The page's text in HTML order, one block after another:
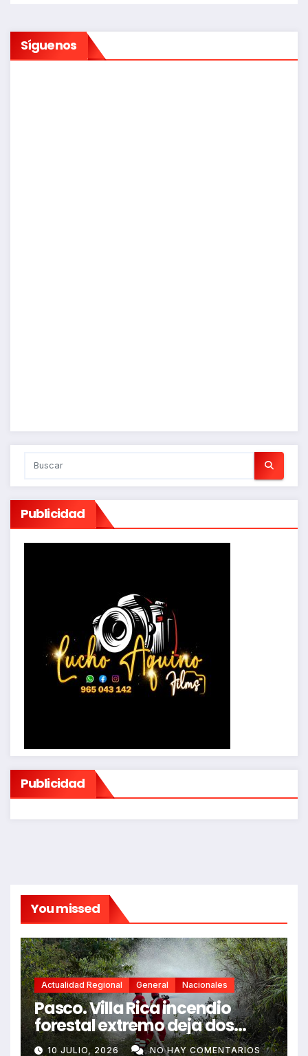
Síguenos
Publicidad
Publicidad
You missed
Actualidad Regional General Nacionales
Pasco. Villa Rica incendio
forestal extremo deja dos
fallecidos y heridos
10 JULIO, 2026 NO HAY COMENTARIOS